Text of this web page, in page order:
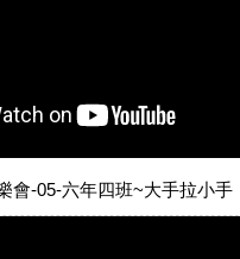
會-05-六年四班~大手拉小手